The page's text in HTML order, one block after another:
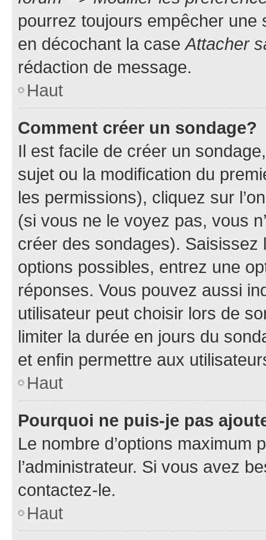
pourrez toujours empêcher une
en décochant la caseAttacher
rédaction de message.
Haut
Comment créer un sondage?
Il est facile de créer un
sujet ou la modification du
les permissions), cliquez sur
(si vous ne le voyez pas, vous
créer des sondages).
options possibles, entrez une
réponses. Vous pouvez aussi
utilisateur peut choisir lors de
limiter la durée en jours du
et enfin permettre aux
Haut
Pourquoi ne puis-je pas
Le nombre d’options maximum
l’administrateur. Si vous avez
contactez-le.
Haut